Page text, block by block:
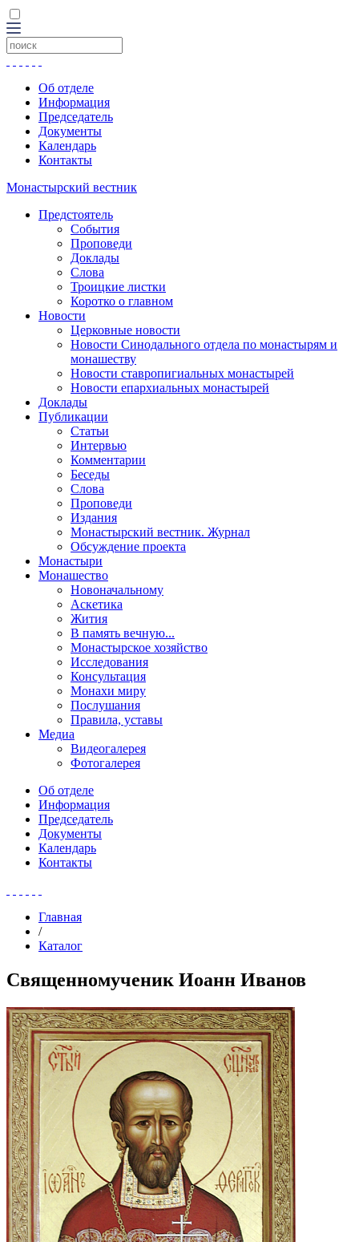
Об отделе
Информация
Председатель
Документы
Календарь
Контакты
Монастырский вестник
Предстоятель
События
Проповеди
Доклады
Слова
Троицкие листки
Коротко о главном
Новости
Церковные новости
Новости Синодального отдела по монастырям и
монашеству
Новости ставропигиальных монастырей
Новости епархиальных монастырей
Доклады
Публикации
Статьи
Интервью
Комментарии
Беседы
Слова
Проповеди
Издания
Монастырский вестник. Журнал
Обсуждение проекта
Монастыри
Монашество
Новоначальному
Аскетика
Жития
В память вечную...
Монастырское хозяйство
Исследования
Консультация
Монахи миру
Послушания
Правила, уставы
Медиа
Видеогалерея
Фотогалерея
Об отделе
Информация
Председатель
Документы
Календарь
Контакты
Главная
/
Каталог
Священномученик Иоанн Иванов